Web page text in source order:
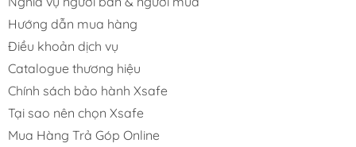
Hướng dẫn mua hàng
Điều khoản dịch vụ
Catalogue thương hiệu
Chính sách bảo hành Xsafe
Tại sao nên chọn Xsafe
Mua Hàng Trả Góp Online